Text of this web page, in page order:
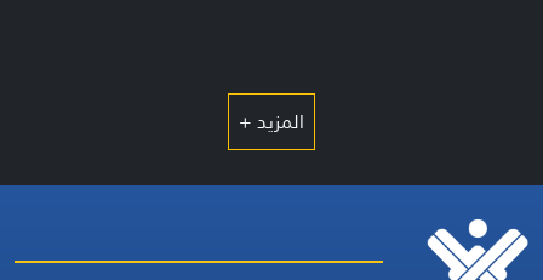
المزيد +